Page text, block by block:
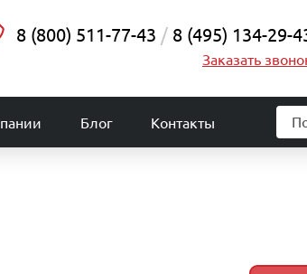
8 (800) 511-77-43 8 (495) 134-29-
Заказать
Блог Контакты